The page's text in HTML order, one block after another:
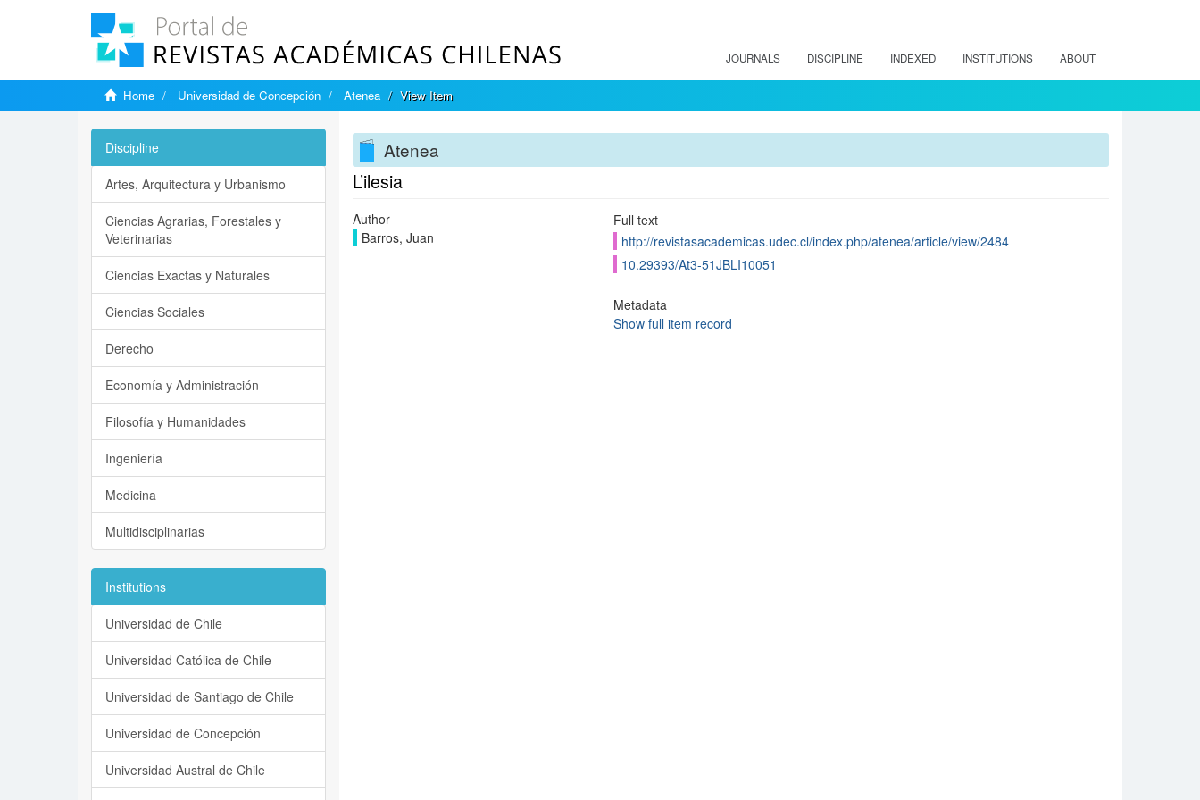
JOURNALS DISCIPLINE INDEXED INSTITUTIONS ABOUT
Home Universidad de Concepción Atenea View Item
Atenea
L’ilesia
Author
Barros, Juan
Full text
http://revistasacademicas.udec.cl/index.php/atenea/article/view/2484
10.29393/At3-51JBLI10051
Metadata
Show full item record
Discipline
Artes, Arquitectura y Urbanismo
Ciencias Agrarias, Forestales y
Veterinarias
Ciencias Exactas y Naturales
Ciencias Sociales
Derecho
Economía y Administración
Filosofía y Humanidades
Ingeniería
Medicina
Multidisciplinarias
Institutions
Universidad de Chile
Universidad Católica de Chile
Universidad de Santiago de Chile
Universidad de Concepción
Universidad Austral de Chile